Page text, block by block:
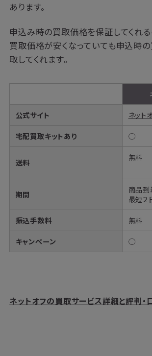
あります。
申込み時の買取価格を保証してくれる
買取価格が安くなっていても申込時
取してくれます。
公式サイト ネット
宅配買取キットあり ◯
送料
無料
期間
商品
最短２
振込手数料 無料
キャンペーン ◯
ネットオフの買取サービス詳細と評判・